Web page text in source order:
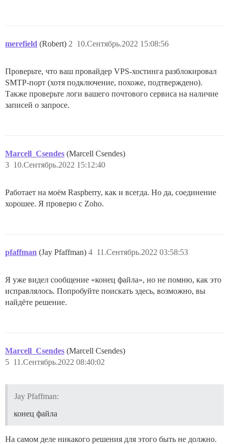
merefield (Robert) 10.Сентябрь.2022 15:08:56
2
Проверьте, что ваш провайдер VPS-хостинга разблокировал
SMTP-порт (хотя подключение, похоже, подтверждено).
Также проверьте логи вашего почтового сервиса на наличие
записей о запросе.
Marcell_Csendes (Marcell Csendes)
10.Сентябрь.2022 15:12:40
3
Работает на моём Raspberry, как и всегда. Но да, соединение
хорошее. Я проверю с Zoho.
pfaffman (Jay Pfaffman) 11.Сентябрь.2022 03:58:53
4
Я уже видел сообщение «конец файла», но не помню, как это
исправлялось. Попробуйте поискать здесь, возможно, вы
найдёте решение.
Marcell_Csendes (Marcell Csendes)
11.Сентябрь.2022 08:40:02
5
Jay Pfaffman:
конец файла
На самом деле никакого решения для этого быть не должно.